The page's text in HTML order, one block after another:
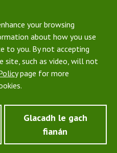
your browsing
about how you use
to you. By not accepting
site, such as video, will not
page for more
Glacadh le gach
fianán